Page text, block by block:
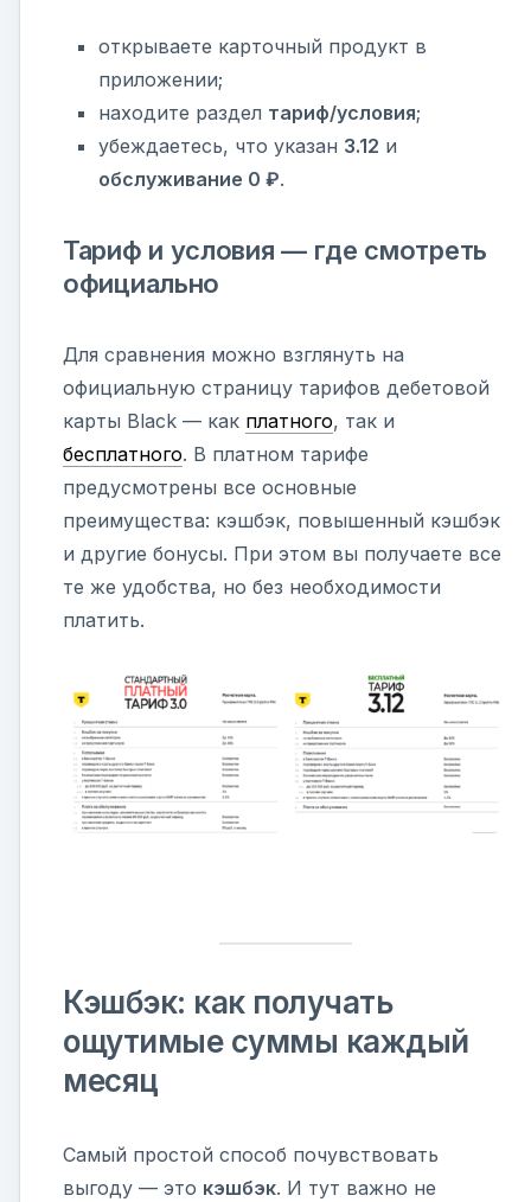
открываете карточный продукт в
приложении;
находите раздел тариф/условия;
убеждаетесь, что указан 3.12 и
обслуживание 0 ₽.
Тариф и условия — где смотреть
официально
Для сравнения можно взглянуть на
официальную страницу тарифов дебетовой
карты Black — как платного, так и
бесплатного. В платном тарифе
предусмотрены все основные
преимущества: кэшбэк, повышенный кэшбэк
и другие бонусы. При этом вы получаете все
те же удобства, но без необходимости
платить.
Кэшбэк: как получать
ощутимые суммы каждый
месяц
Самый простой способ почувствовать
выгоду — это кэшбэк. И тут важно не